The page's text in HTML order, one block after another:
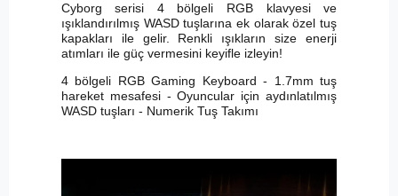
Cyborg serisi 4 bölgeli RGB klavyesi ve
ışıklandırılmış WASD tuşlarına ek olarak özel tuş
kapakları ile gelir. Renkli ışıkların size enerji
atımları ile güç vermesini keyifle izleyin!
4 bölgeli RGB Gaming Keyboard - 1.7mm tuş
hareket mesafesi - Oyuncular için aydınlatılmış
WASD tuşları - Numerik Tuş Takımı